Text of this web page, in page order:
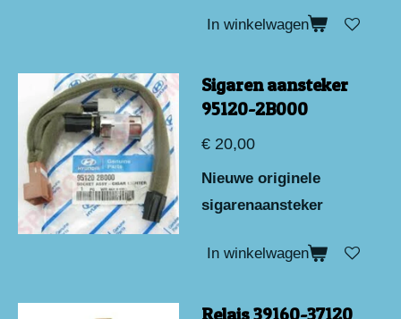
In winkelwagen
Sigaren aansteker
95120-2B000
€ 20,00
Nieuwe originele
sigarenaansteker
In winkelwagen
Relais 39160-37120